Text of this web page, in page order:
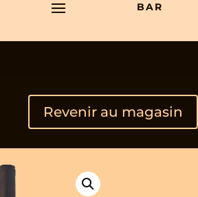
BAR
Revenir au magasin